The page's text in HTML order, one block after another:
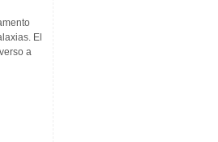
El
a